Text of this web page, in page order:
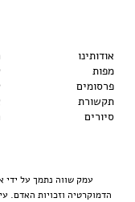
אודותינו
מפות
פרסומים
תקשורת
סיורים
עמק שווה נתמך על ידי
הדמוקרטיה וזכויות האדם.